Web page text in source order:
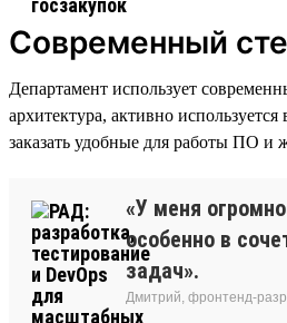
Современный
Департамент использует
архитектура, активно
заказать удобные для работы ПО и
«У меня
особенно в
задач».
Дмитрий, фронтенд-